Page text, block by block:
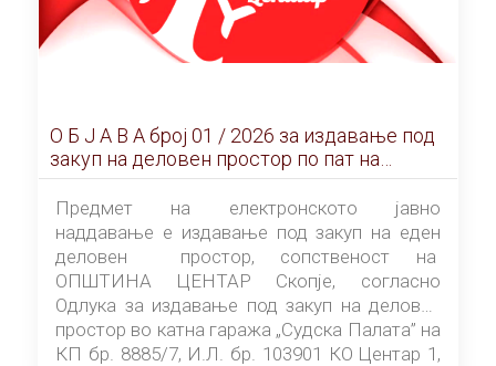
О Б Ј А В А брoj 01 / 2026 за издавање под
закуп на деловен простор по пат на
ЕЛЕКТРОНСКО ЈАВНО НАДДАВАЊЕ
Предмет на електронското јавно
наддавање е издавање под закуп на еден
деловен простор, сопственост на
ОПШТИНА ЦЕНТАР Скопје, согласно
Одлука за издавање под закуп на деловен
простор во катна гаража „Судска Палата” на
КП бр. 8885/7, И.Л. бр. 103901 КО Центар 1,